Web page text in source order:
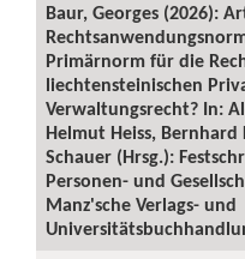
Baur, Georges (2026):
Primärnorm für die
liechtensteinischen
Verwaltungsrecht? In:
Helmut Heiss,
Schauer (Hrsg.):
Personen- und
Manz'sche Verlags- und